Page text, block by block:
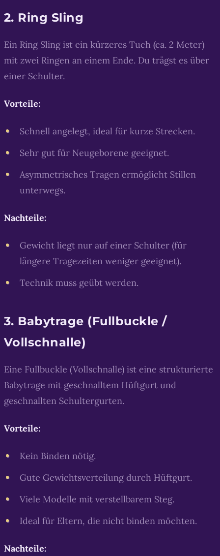
2. Ring Sling
Ein Ring Sling ist ein kürzeres Tuch (ca. 2 Meter)
mit zwei Ringen an einem Ende. Du trägst es über
einer Schulter.
Vorteile:
Schnell angelegt, ideal für kurze Strecken.
Sehr gut für Neugeborene geeignet.
Asymmetrisches Tragen ermöglicht Stillen
unterwegs.
Nachteile:
Gewicht liegt nur auf einer Schulter (für
längere Tragezeiten weniger geeignet).
Technik muss geübt werden.
3. Babytrage (Fullbuckle /
Vollschnalle)
Eine Fullbuckle (Vollschnalle) ist eine strukturierte
Babytrage mit geschnalltem Hüftgurt und
geschnallten Schultergurten.
Vorteile:
Kein Binden nötig.
Gute Gewichtsverteilung durch Hüftgurt.
Viele Modelle mit verstellbarem Steg.
Ideal für Eltern, die nicht binden möchten.
Nachteile: